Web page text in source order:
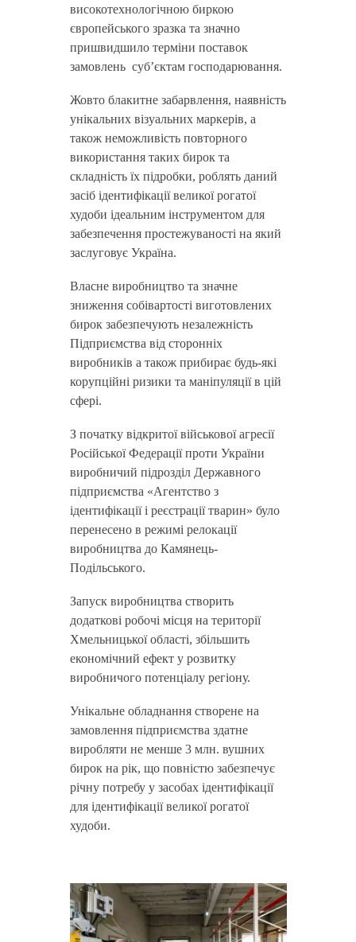
високотехнологічною биркою
європейського зразка та значно
пришвидшило терміни поставок
замовлень суб’єктам господарювання.
Жовто блакитне забарвлення, наявність
унікальних візуальних маркерів, а
також неможливість повторного
використання таких бирок та
складність їх підробки, роблять даний
засіб ідентифікації великої рогатої
худоби ідеальним інструментом для
забезпечення простежуваності на який
заслуговує Україна.
Власне виробництво та значне
зниження собівартості виготовлених
бирок забезпечують незалежність
Підприємства від сторонніх
виробників а також прибирає будь-які
корупційні ризики та маніпуляції в цій
сфері.
З початку відкритої військової агресії
Російської Федерації проти України
виробничий підрозділ Державного
підприємства «Агентство з
ідентифікації і реєстрації тварин» було
перенесено в режимі релокації
виробництва до Камянець-
Подільського.
Запуск виробництва створить
додаткові робочі місця на території
Хмельницької області, збільшить
економічний ефект у розвитку
виробничого потенціалу регіону.
Унікальне обладнання створене на
замовлення підприємства здатне
виробляти не менше 3 млн. вушних
бирок на рік, що повністю забезпечує
річну потребу у засобах ідентифікації
для ідентифікації великої рогатої
худоби.